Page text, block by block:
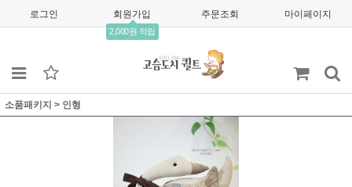
로그인 회원가입
2,000원 적립
주문조회 마이페이지
소품패키지 > 인형